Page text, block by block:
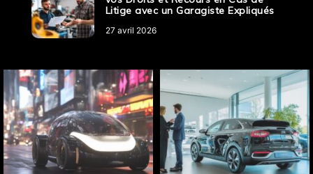
Litige avec un Garagiste Expliqués
27 avril 2026